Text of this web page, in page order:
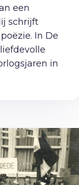
een
schrijft
In De
in